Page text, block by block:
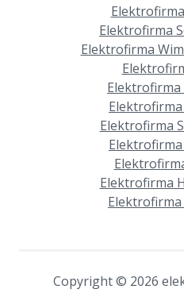
Elektrofirma
Elektrofirma
Elektrofirma
Elektrofirma
Elektrofirma
Copyright © 2026